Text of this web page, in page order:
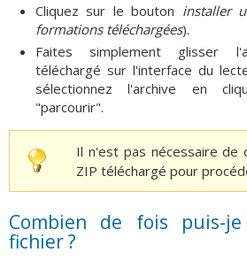
Cliquez sur le bouton installer
formations téléchargées).
Faites simplement glisser
téléchargé sur l'interface du
sélectionnez l'archive en
"parcourir".
Il n'est pas nécessaire de
ZIP téléchargé pour
Combien de fois puis-
fichier ?